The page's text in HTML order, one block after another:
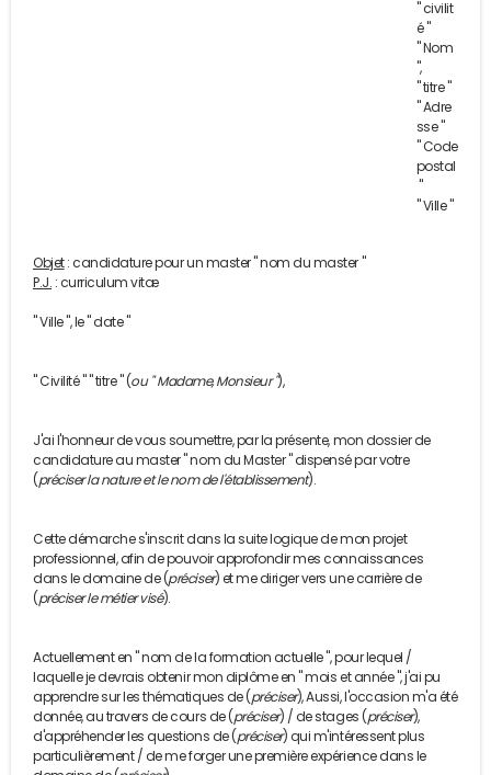
" civilit
é "
" Nom
",
" titre "
" Adre
sse "
" Code
postal
" Ville "
Objet: candidature pour un master " nom du master "
P.J. : curriculum vitæ
" Ville ", le " date "
" Civilité " " titre " (ou " Madame, Monsieur "),
J'ai l'honneur de vous soumettre, par la présente, mon dossier de
candidature au master " nom du Master " dispensé par votre
( préciser la nature et le nom de l'établissement).
Cette démarche s'inscrit dans la suite logique de mon projet
professionnel, afin de pouvoir approfondir mes connaissances
dans le domaine de (préciser) et me diriger vers une carrière de
( préciser le métier visé).
Actuellement en " nom de la formation actuelle ", pour lequel /
laquelle je devrais obtenir mon diplôme en " mois et année ", j'ai pu
apprendre sur les thématiques de ( préciser), Aussi, l'occasion m'a été
donnée, au travers de cours de ( préciser) / de stages ( préciser),
d'appréhender les questions de ( préciser) qui m'intéressent plus
particulièrement / de me forger une première expérience dans le